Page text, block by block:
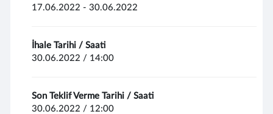
17.06.2022 - 30.06.2022
İhale Tarihi / Saati
30.06.2022 / 14:00
Son Teklif Verme Tarihi / Saati
30.06.2022 / 12:00